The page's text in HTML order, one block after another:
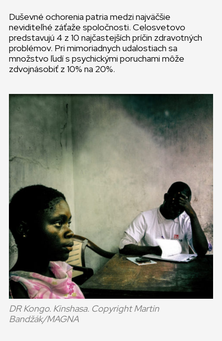
Duševné ochorenia patria medzi najväčšie
neviditeľné záťaže spoločnosti. Celosvetovo
predstavujú 4 z 10 najčastejších príčin zdravotných
problémov. Pri mimoriadnych udalostiach sa
množstvo ľudí s psychickými poruchami môže
zdvojnásobiť z 10% na 20%.
DR Kongo. Kinshasa. Copyright Martin
Bandžák/MAGNA